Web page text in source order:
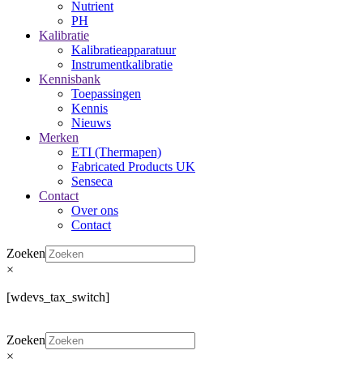
Nutrient
PH
Kalibratie
Kalibratieapparatuur
Instrumentkalibratie
Kennisbank
Toepassingen
Kennis
Nieuws
Merken
ETI (Thermapen)
Fabricated Products UK
Senseca
Contact
Over ons
Contact
Zoeken
×
[wdevs_tax_switch]
Zoeken
×